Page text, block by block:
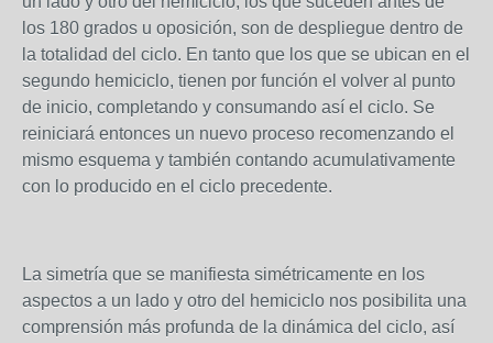
los 180 grados u oposición, son de despliegue dentro de
la totalidad del ciclo. En tanto que los que se ubican en el
segundo hemiciclo, tienen por función el volver al punto
de inicio, completando y consumando así el ciclo. Se
reiniciará entonces un nuevo proceso recomenzando el
mismo esquema y también contando acumulativamente
con lo producido en el ciclo precedente.
La simetría que se manifiesta simétricamente en los
aspectos a un lado y otro del hemiciclo nos posibilita una
comprensión más profunda de la dinámica del ciclo, así